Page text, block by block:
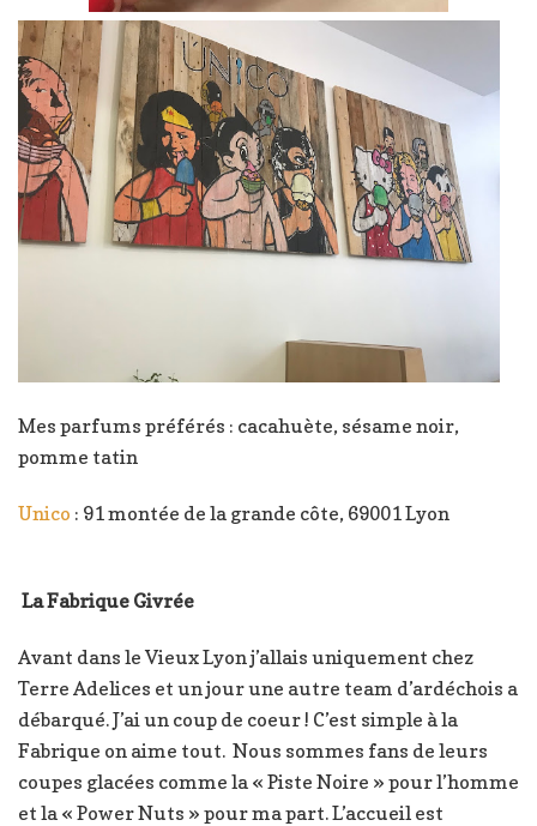
Mes parfums préférés : cacahuète, sésame noir,
pomme tatin
Unico : 91 montée de la grande côte, 69001 Lyon
La Fabrique Givrée
Avant dans le Vieux Lyon j’allais uniquement chez
Terre Adelices et un jour une autre team d’ardéchois a
débarqué. J’ai un coup de coeur ! C’est simple à la
Fabrique on aime tout. Nous sommes fans de leurs
coupes glacées comme la « Piste Noire » pour l’homme
et la « Power Nuts » pour ma part. L’accueil est